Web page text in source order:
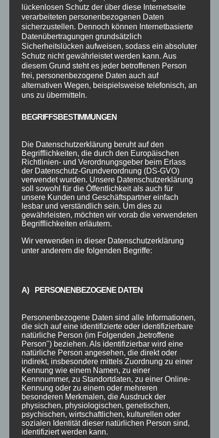
zusammengestellt. Alkoholische Getränke
können ausschliesslich von Erwachsenen
bestellt werden. Die Bezahlung erfolgt vor Ort
direkt bei den Bedienungen der Gastronomie.
Wir haben auf dem Ball einen Fotografen
beauftragt, der für die professionellen
Gruppenfotos am Anfang der Veranstaltung
Paar-, Gruppen- und Familienfotos vor einer
können dann über ein Internet-Fotoportal
nach Euren Wünschen bestellt werden.
Portal und Zugangsdaten werden auf dem
Schlussball bekannt gegeben.
KOMMENTAR ABSENDEN
Deine E-Mail-Adresse wird nicht veröffentlicht.
lückenlosen Schutz der über diese Internetseite
verarbeiteten personenbezogenen Daten
sicherzustellen. Dennoch können Internetbasierte
Datenübertragungen grundsätzlich
Sicherheitslücken aufweisen, sodass ein absoluter
Schutz nicht gewährleistet werden kann. Aus
diesem Grund steht es jeder betroffenen Person
frei, personenbezogene Daten auch auf
alternativen Wegen, beispielsweise telefonisch, an
uns zu übermitteln.
BEGRIFFSBESTIMMUNGEN
Die Datenschutzerklärung beruht auf den
Begrifflichkeiten, die durch den Europäischen
Richtlinien- und Verordnungsgeber beim Erlass
der Datenschutz-Grundverordnung (DS-GVO)
verwendet wurden. Unsere Datenschutzerklärung
soll sowohl für die Öffentlichkeit als auch für
unsere Kunden und Geschäftspartner einfach
lesbar und verständlich sein. Um dies zu
gewährleisten, möchten wir vorab die verwendeten
Begrifflichkeiten erläutern.
Wir verwenden in dieser Datenschutzerklärung
unter anderem die folgenden Begriffe:
A) PERSONENBEZOGENE DATEN
Personenbezogene Daten sind alle Informationen,
die sich auf eine identifizierte oder identifizierbare
natürliche Person (im Folgenden „betroffene
Person") beziehen. Als identifizierbar wird eine
natürliche Person angesehen, die direkt oder
indirekt, insbesondere mittels Zuordnung zu einer
Kennung wie einem Namen, zu einer
Kennnummer, zu Standortdaten, zu einer Online-
Kennung oder zu einem oder mehreren
besonderen Merkmalen, die Ausdruck der
physischen, physiologischen, genetischen,
psychischen, wirtschaftlichen, kulturellen oder
sozialen Identität dieser natürlichen Person sind,
identifiziert werden kann.